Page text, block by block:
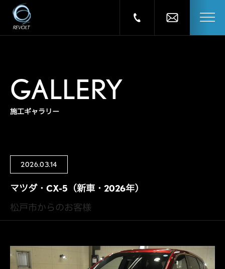
GALLERY
施工ギャラリー
2026.03.14
マツダ・CX-5（新車・2026年）
松戸市からのお客様